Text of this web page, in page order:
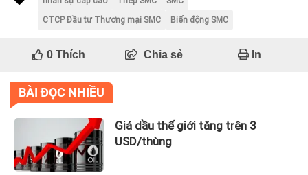
CTCP Đầu tư Thương mại SMC
Biến động SMC
0Thích Chia sẻ In
BÀI ĐỌC NHIỀU
Giá dầu thế giới tăng trên 3
USD/thùng